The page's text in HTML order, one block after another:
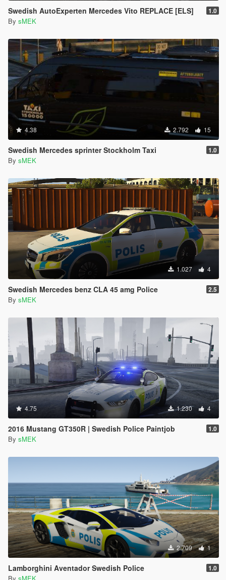
Swedish AutoExperten Mercedes Vito REPLACE [ELS] 1.0
By sMEK
4.38 2.792 15
Swedish Mercedes sprinter Stockholm Taxi 1.0
By sMEK
1.027 4
Swedish Mercedes benz CLA 45 amg Police 2.5
By sMEK
4.75 1.230 4
2016 Mustang GT350R | Swedish Police Paintjob 1.0
By sMEK
2.709 1
Lamborghini Aventador Swedish Police 1.0
By sMEK